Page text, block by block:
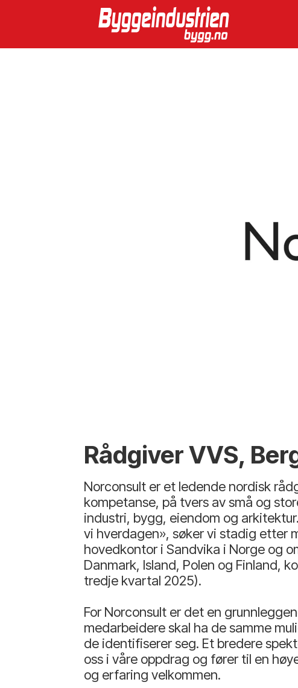
Rådgiver VVS,
Norconsult er et ledende nordisk
kompetanse, på tvers av små og
industri, bygg, eiendom og
vi hverdagen», søker vi stadig etter
hovedkontor i Sandvika i Norge og
Danmark, Island, Polen og Finland,
tredje kvartal 2025).
For Norconsult er det en
medarbeidere skal ha de samme
de identifiserer seg. Et bredere
oss i våre oppdrag og fører til en
og erfaring velkommen.